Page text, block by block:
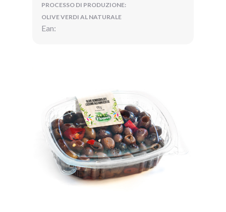
PROCESSO DI PRODUZIONE:
OLIVE VERDI AL NATURALE
Ean: